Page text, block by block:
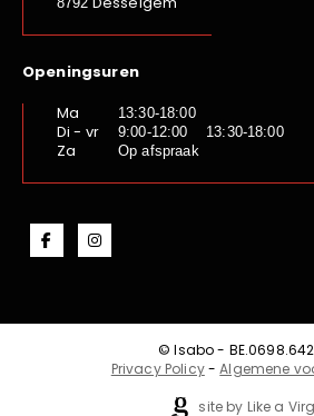
Openingsuren
Ma
13:30-18:00
Di - vr 9:00-12:00 13:30-18:00
Za Op afspraak
© Isabo -
Privacy Policy-Algemene
site by Like a